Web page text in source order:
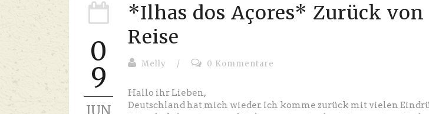
0
9
JUN
*Ilhas dos Açores* Zurück
Reise
Melly / 0 Kommentare
Hallo ihr Lieben,
Deutschland hat mich wieder. Ich komme zurück mit vielen